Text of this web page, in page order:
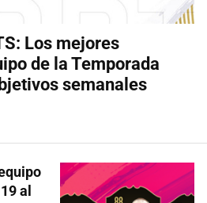
Los mejores
de la Temporada
semanales
al